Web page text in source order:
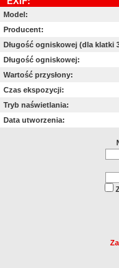
Model:
Producent:
Długość ogniskowej (dla klatki
Długość ogniskowej:
Wartość przysłony:
Czas ekspozycji:
Tryb naświetlania:
Data utworzenia: